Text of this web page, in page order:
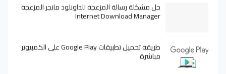
حل مشكلة رسالة المزعجة للداونلود مانجر المزعجة
Internet Download Manager
طريقة تحميل تطبيقات Google Play على الكمبيوتر
مباشرة